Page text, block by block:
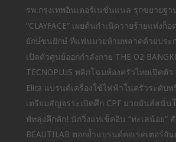
รพ.กรุงเทพอินเตอร์เนชั่นแนล รุกขยายฐ
“CLAYFACE” เผยต้นกำเนิดวายร้ายแห่งก็
ยักษ์ชนยักษ์ ที่แฟนมวยห้ามพลาดด้วยประ
เปิดตัวศูนย์ออกกำลังกาย THE O2
TECNOPLUS พลิกโฉมห้องครัวไทยเปิดตัว
Elica แบรนด์เครื่องใช้ไฟฟ้าในครัวระดับพ
เตรียมสัญจรระเบิดศึก CPF มวยมันส์สนั่น
พัทลุงคึกคัก! นักวิ่งแห่เช็คอิน “ทะเลน้อย”
BEAUTILAB ตอกย้ำแบรนด์คอเรคเตอร์อัน